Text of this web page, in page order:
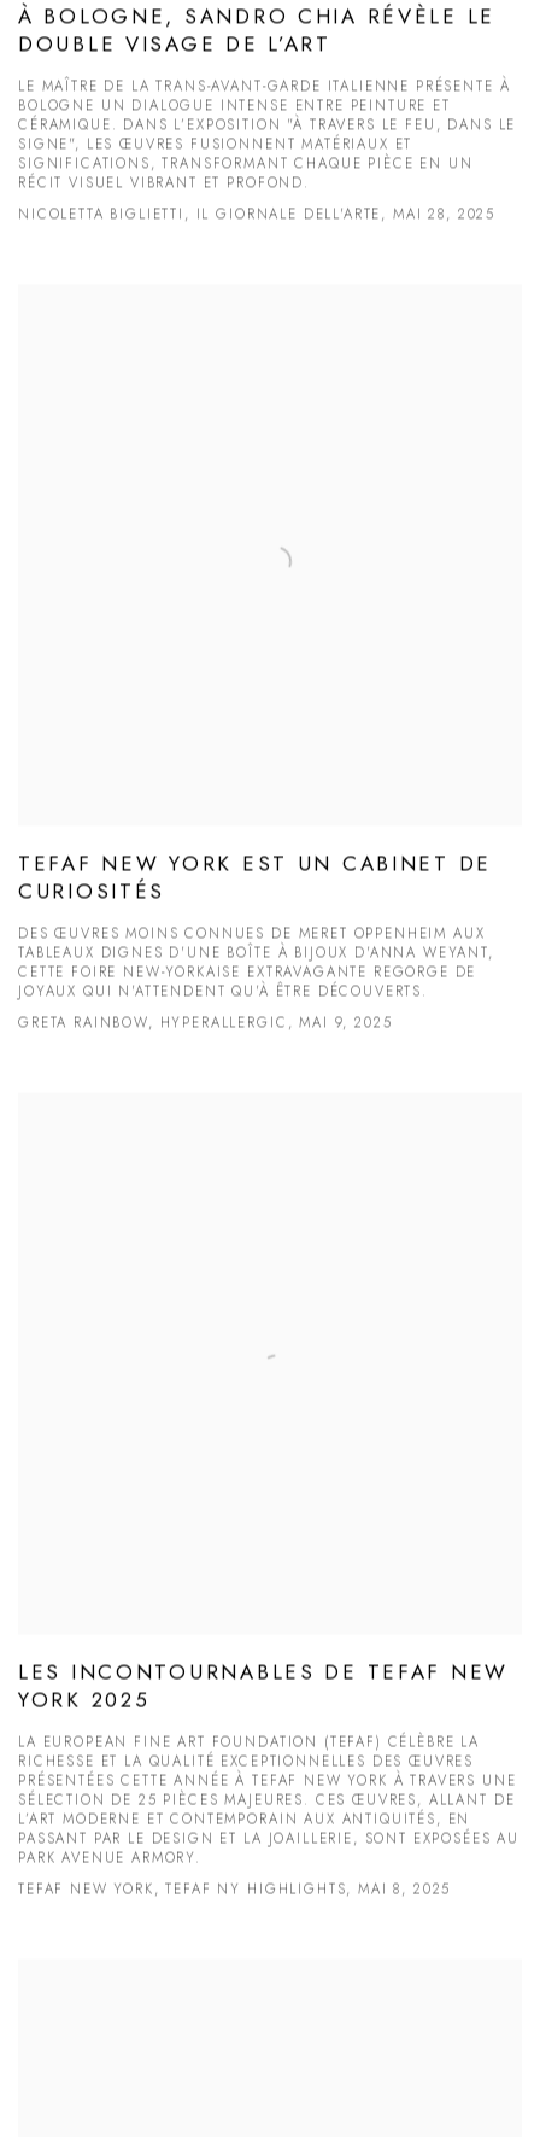
À BOLOGNE, SANDRO CHIA RÉVÈLE LE
DOUBLE VISAGE DE L’ART
LE MAÎTRE DE LA TRANS-AVANT-GARDE ITALIENNE PRÉSENTE À
BOLOGNE UN DIALOGUE INTENSE ENTRE PEINTURE ET
CÉRAMIQUE. DANS L’EXPOSITION "À TRAVERS LE FEU, DANS LE
SIGNE", LES ŒUVRES FUSIONNENT MATÉRIAUX ET
SIGNIFICATIONS, TRANSFORMANT CHAQUE PIÈCE EN UN
RÉCIT VISUEL VIBRANT ET PROFOND.
NICOLETTA BIGLIETTI, IL GIORNALE DELL'ARTE, MAI 28, 2025
TEFAF NEW YORK EST UN CABINET DE
CURIOSITÉS
DES ŒUVRES MOINS CONNUES DE MERET OPPENHEIM AUX
TABLEAUX DIGNES D'UNE BOÎTE À BIJOUX D'ANNA WEYANT,
CETTE FOIRE NEW-YORKAISE EXTRAVAGANTE REGORGE DE
JOYAUX QUI N'ATTENDENT QU'À ÊTRE DÉCOUVERTS.
GRETA RAINBOW, HYPERALLERGIC, MAI 9, 2025
LES INCONTOURNABLES DE TEFAF NEW
YORK 2025
LA EUROPEAN FINE ART FOUNDATION (TEFAF) CÉLÈBRE LA
RICHESSE ET LA QUALITÉ EXCEPTIONNELLES DES ŒUVRES
PRÉSENTÉES CETTE ANNÉE À TEFAF NEW YORK À TRAVERS UNE
SÉLECTION DE 25 PIÈCES MAJEURES. CES ŒUVRES, ALLANT DE
L’ART MODERNE ET CONTEMPORAIN AUX ANTIQUITÉS, EN
PASSANT PAR LE DESIGN ET LA JOAILLERIE, SONT EXPOSÉES AU
PARK AVENUE ARMORY.
TEFAF NEW YORK, TEFAF NY HIGHLIGHTS, MAI 8, 2025